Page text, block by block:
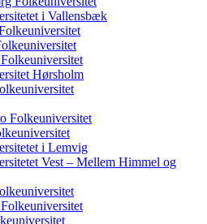
i Vallensbæk
Hørsholm
Folkeuniversitet
i Lemvig
Vest – Mellem Himmel og